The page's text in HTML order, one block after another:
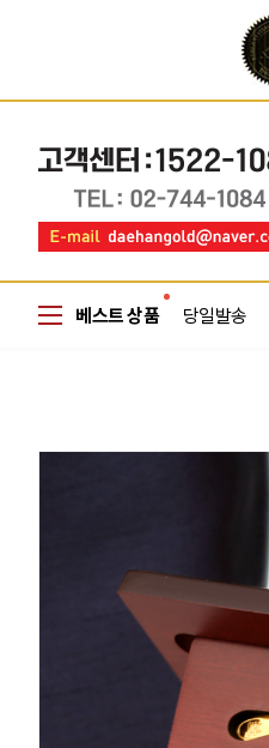
베스트 상품 당일발송